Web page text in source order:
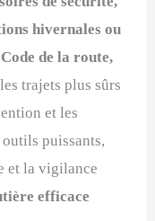
hivernales ou
de la route,
trajets plus sûrs
et les
outils puissants,
et la vigilance
efficace